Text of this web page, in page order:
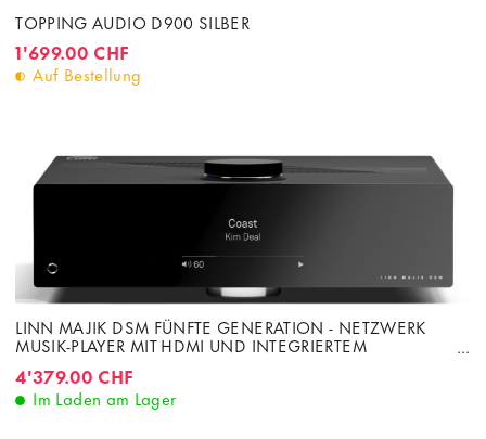
TOPPING AUDIO D900 SILBER
1'699.00 CHF
Auf Bestellung
LINN MAJIK DSM FÜNFTE GENERATION - NETZWERK
MUSIK-PLAYER MIT HDMI UND INTEGRIERTEM
4'379.00 CHF
Im Laden am Lager